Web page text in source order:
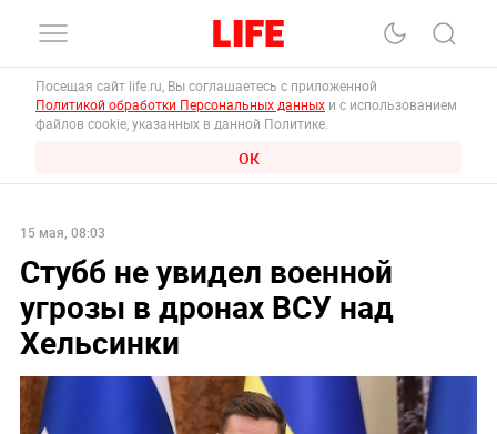
Посещая сайт life.ru, Вы соглашаетесь с приложенной
Политикой обработки Персональных данных и с использованием
файлов cookie, указанных в данной Политике.
ОК
15 мая, 08:03
Стубб не увидел военной
угрозы в дронах ВСУ над
Хельсинки